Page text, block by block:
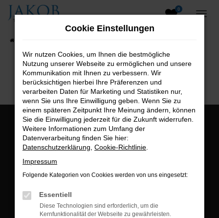
Zum
0
B2B-Shop
Öffnungszeiten:
Montag bis Freitag:
Postadresse:
Cookie Einstellungen
Wir nutzen Cookies, um Ihnen die bestmögliche
Nutzung unserer Webseite zu ermöglichen und unsere
Kommunikation mit Ihnen zu verbessern. Wir
berücksichtigen hierbei Ihre Präferenzen und
verarbeiten Daten für Marketing und Statistiken nur,
wenn Sie uns Ihre Einwilligung geben. Wenn Sie zu
einem späteren Zeitpunkt Ihre Meinung ändern, können
Sie die Einwilligung jederzeit für die Zukunft widerrufen.
Weitere Informationen zum Umfang der
Datenverarbeitung finden Sie hier:
Datenschutzerklärung Cookie-Richtlinie
Impressum
Folgende Kategorien von Cookies werden von uns eingesetzt:
Essentiell
Diese Technologien sind erforderlich, um die
Kernfunktionalität der Webseite zu gewährleisten.